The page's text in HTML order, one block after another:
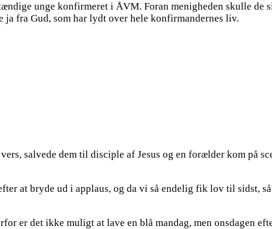
unge konfirmeret i ÅVM. Foran menigheden skulle de
fra Gud, som har lydt over hele konfirmandernes liv.
salvede dem til disciple af Jesus og en forælder kom på
at bryde ud i applaus, og da vi så endelig fik lov til sidst,
er det ikke muligt at lave en blå mandag, men onsdagen